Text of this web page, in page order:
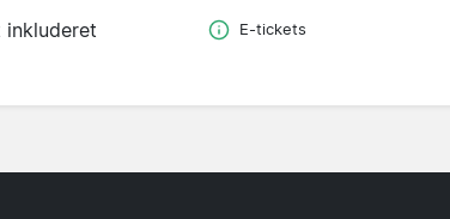
inkluderet E-tickets